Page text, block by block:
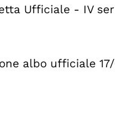
Ufficiale - IV
albo ufficiale